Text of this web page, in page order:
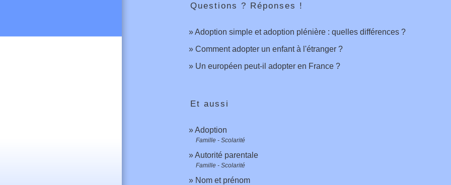
Questions ? Réponses !
Adoption simple et adoption plénière : quelles différences ?
Comment adopter un enfant à l'étranger ?
Un européen peut-il adopter en France ?
Et aussi
Adoption
Famille - Scolarité
Autorité parentale
Famille - Scolarité
Nom et prénom